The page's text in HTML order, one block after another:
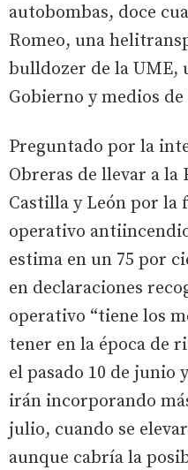
autobombas, doce
Romeo, una
bulldozer de la UME,
Gobierno y medios
Preguntado por la
Obreras de llevar a la
Castilla y León por la
operativo
estima en un 75 por
en declaraciones
operativo “tiene los
tener en la época de
el pasado 10 de junio
irán incorporando
julio, cuando se
aunque cabría la